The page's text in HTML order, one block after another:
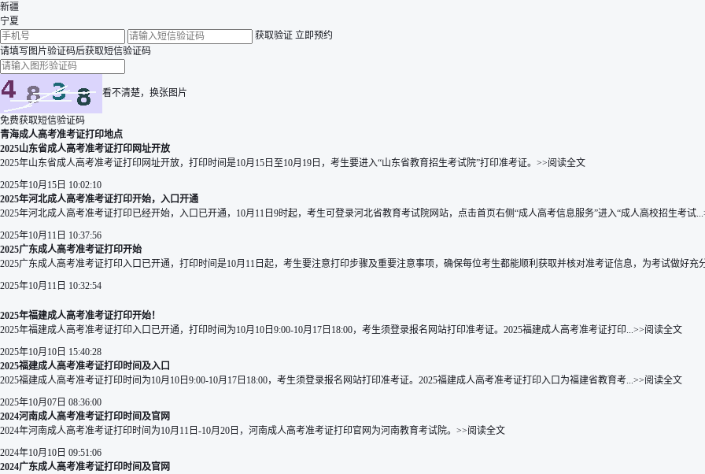
新疆
宁夏
获取验证 立即预约
请填写图片验证码后获取短信验证码
看不清楚，换张图片
免费获取短信验证码
青海成人高考准考证打印地点
2025山东省成人高考准考证打印网址开放
2025年山东省成人高考准考证打印网址开放，打印时间是10月15日至10月19日，考生要进入“山东省教育招生考试院”打印准考证。>>阅读全文
2025年10月15日 10:02:10
2025年河北成人高考准考证打印开始，入口开通
2025年河北成人高考准考证打印已经开始，入口已开通，10月11日9时起，考生可登录河北省教育考试院网站，点击首页右侧“成人高考信息服务”进入“成人高校招生考试
2025年10月11日 10:37:56
2025广东成人高考准考证打印开始
2025广东成人高考准考证打印入口已开通，打印时间是10月11日起，考生要注意打印步骤及重要注意事项，确保每位考生都能顺利获取并核对准考证信息，为考试做好充
2025年10月11日 10:32:54
2025年福建成人高考准考证打印开始！
2025年福建成人高考准考证打印入口已开通，打印时间为10月10日9:00-10月17日18:00，考生须登录报名网站打印准考证。2025福建成人高考准考证打印...>>阅读全文
2025年10月10日 15:40:28
2025福建成人高考准考证打印时间及入口
2025福建成人高考准考证打印时间为10月10日9:00-10月17日18:00，考生须登录报名网站打印准考证。2025福建成人高考准考证打印入口为福建省教育考...>>阅读全文
2025年10月07日 08:36:00
2024河南成人高考准考证打印时间及官网
2024年河南成人高考准考证打印时间为10月11日-10月20日，河南成人高考准考证打印官网为河南教育考试院。>>阅读全文
2024年10月10日 09:51:06
2024广东成人高考准考证打印时间及官网